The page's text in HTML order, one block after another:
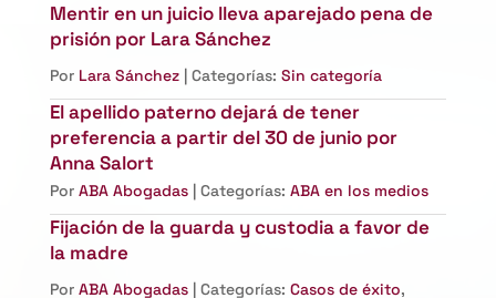
Mentir en un juicio lleva aparejado pena de
prisión por Lara Sánchez
Por Lara Sánchez| Categorías: Sin categoría
El apellido paterno dejará de tener
preferencia a partir del 30 de junio por
Anna Salort
Por ABA Abogadas| Categorías: ABA en los medios
Fijación de la guarda y custodia a favor de
la madre
Por ABA Abogadas| Categorías: Casos de éxito,